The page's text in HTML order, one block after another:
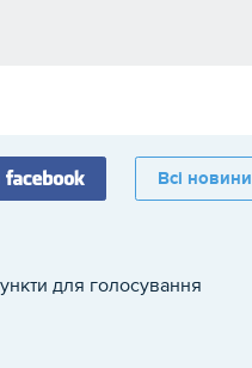
Всі новини
для голосування